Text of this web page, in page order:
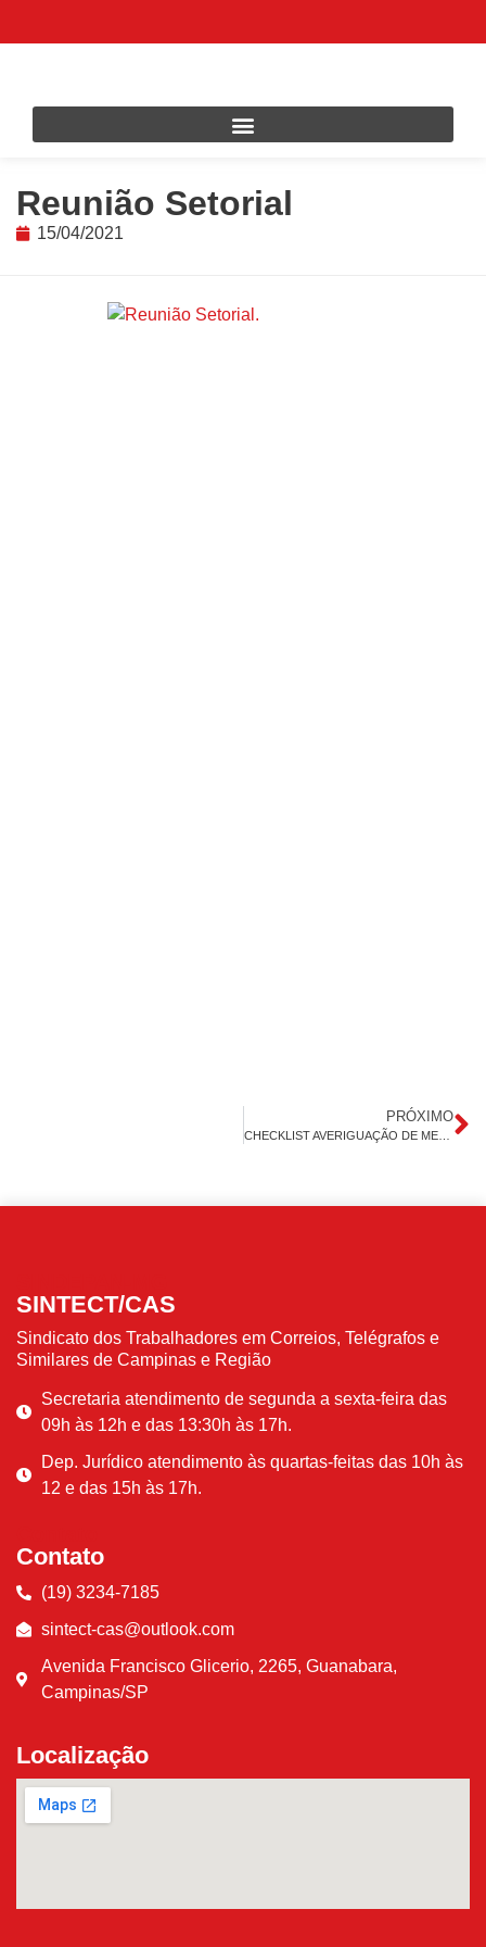
Reunião Setorial
15/04/2021
PRÓXIMO
CHECKLIST AVERIGUAÇÃO DE MEDIDAS DE PREVENÇÃO AO CORONAVÍRUS EM UNIDADES DOS CORREIOS
SINTECT/CAS
Sindicato dos Trabalhadores em Correios, Telégrafos e
Similares de Campinas e Região
Secretaria atendimento de segunda a sexta-feira das
09h às 12h e das 13:30h às 17h.
Dep. Jurídico atendimento às quartas-feitas das 10h às
12 e das 15h às 17h.
Contato
(19) 3234-7185
sintect-cas@outlook.com
Avenida Francisco Glicerio, 2265, Guanabara,
Campinas/SP
Localização